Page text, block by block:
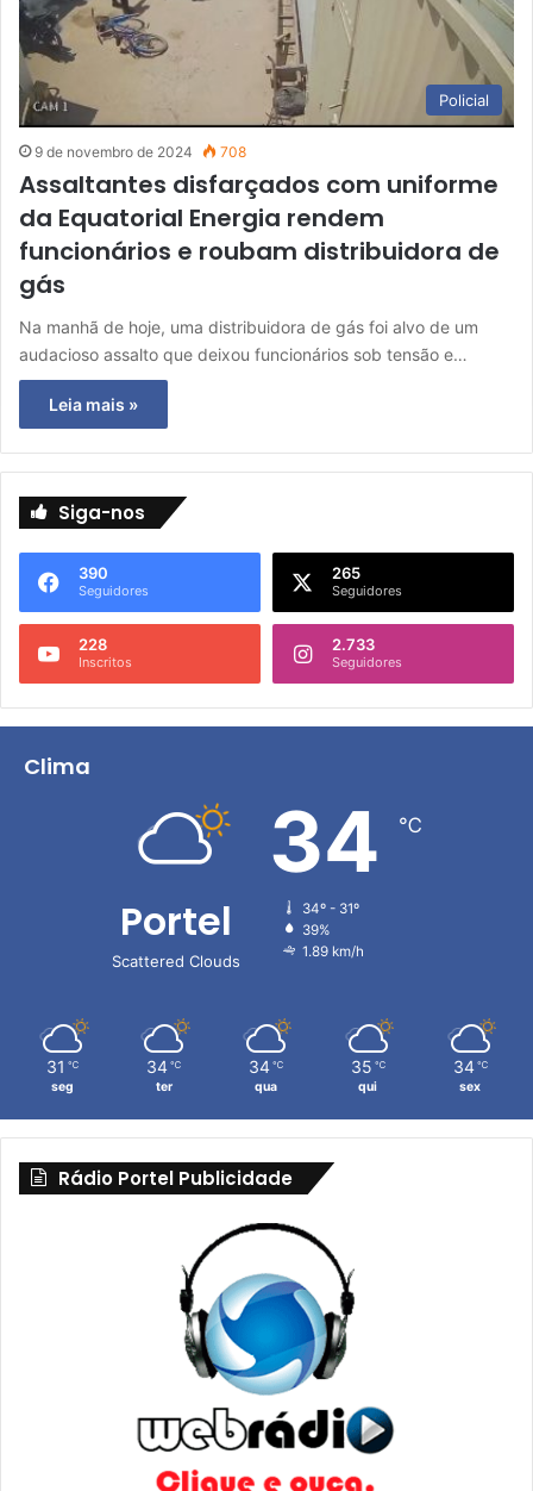
Policial
9 de novembro de 2024 708
Assaltantes disfarçados com uniforme
da Equatorial Energia rendem
funcionários e roubam distribuidora de
gás
Na manhã de hoje, uma distribuidora de gás foi alvo de um
audacioso assalto que deixou funcionários sob tensão e…
Leia mais »
Siga-nos
390
Seguidores
265
Seguidores
228
Inscritos
2.733
Seguidores
Clima
Portel
Scattered Clouds
34 ℃
34º - 31º
39%
1.89 km/h
31 ℃
seg
34 ℃
ter
34 ℃
qua
35 ℃
qui
34 ℃
sex
Rádio Portel Publicidade